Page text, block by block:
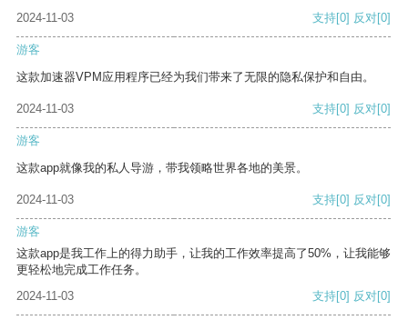
2024-11-03
支持[0] 反对[0]
游客
这款加速器VPM应用程序已经为我们带来了无限的隐私保护和自由。
2024-11-03 支持[0] 反对[0]
游客
这款app就像我的私人导游，带我领略世界各地的美景。
2024-11-03 支持[0] 反对[0]
游客
这款app是我工作上的得力助手，让我的工作效率提高了50%，让我能够
更轻松地完成工作任务。
2024-11-03
支持[0] 反对[0]